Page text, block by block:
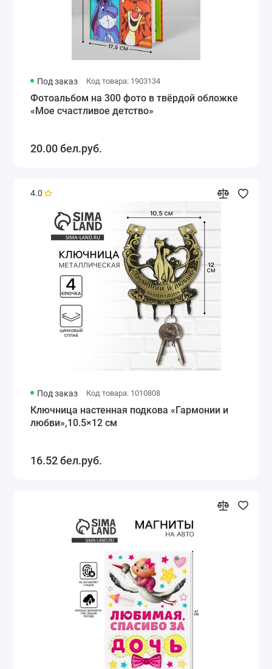
Под заказ Код товара: 1903134
Фотоальбом на 300 фото в твёрдой обложке
«Мое счастливое детство»
20.00 бел.руб.
4.0
Под заказ Код товара: 1010808
Ключница настенная подкова «Гармонии и
любви»,10.5×12 см
16.52 бел.руб.